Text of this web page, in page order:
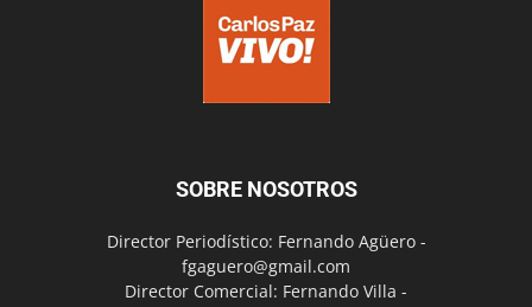
SOBRE NOSOTROS
Director Periodístico: Fernando Agüero -
fgaguero@gmail.com
Director Comercial: Fernando Villa -